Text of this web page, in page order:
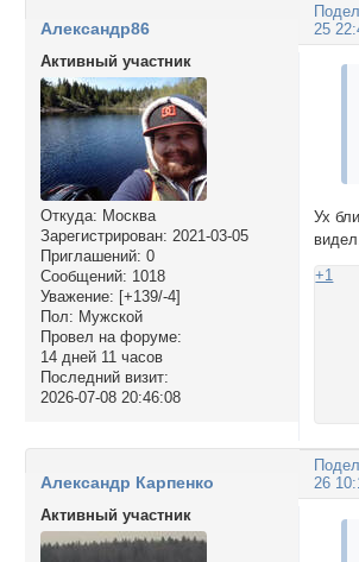
25
Александр86
Активный участник
Откуда: Москва
Зарегистрирован: 2021-03-05
Приглашений: 0
Сообщений: 1018
Уважение: [+139/-4]
Пол: Мужской
Провел на форуме:
14 дней 11 часов
Последний визит:
2026-07-08 20:46:08
Ух
+1
26
Александр Карпенко
Активный участник